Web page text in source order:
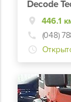
Decode
446.1
(048)